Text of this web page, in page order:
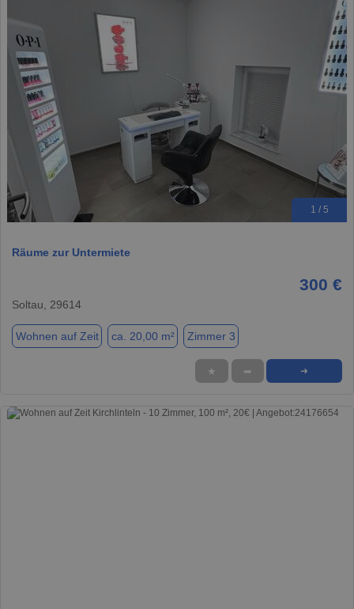
1 / 5
Räume zur Untermiete
300 €
Soltau, 29614
Wohnen auf Zeit ca. 20,00 m² Zimmer 3
★ ➦ ➜